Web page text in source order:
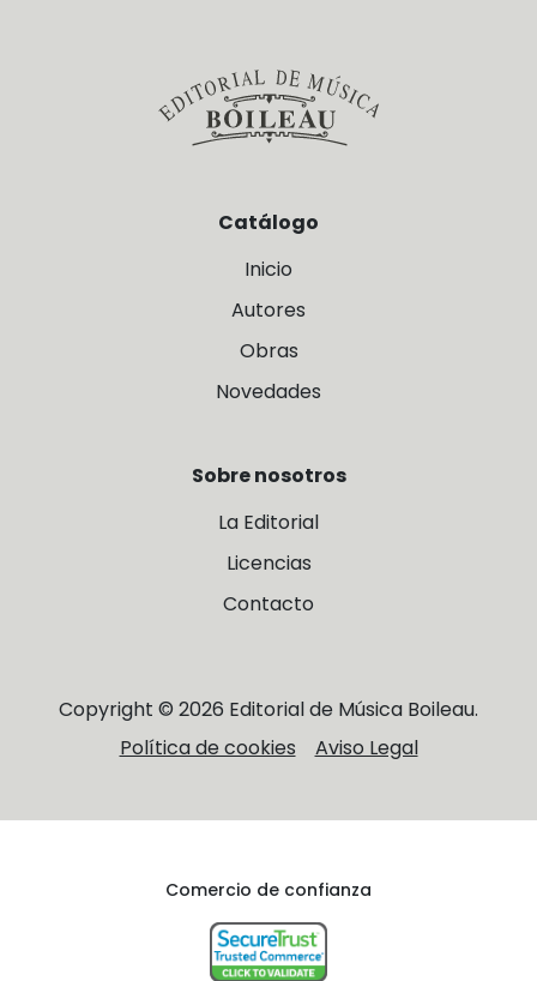
Catálogo
Inicio
Autores
Obras
Novedades
Sobre nosotros
La Editorial
Licencias
Contacto
Copyright © 2026 Editorial de Música Boileau.
Política de cookies
Aviso Legal
Comercio de confianza